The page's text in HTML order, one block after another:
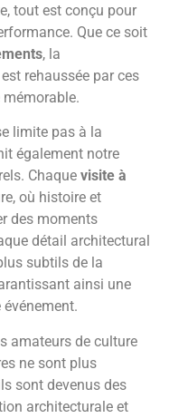
tout est conçu pour
Que ce soit
, la
est rehaussée par ces
limite pas à la
également notre
Chaque visite à
où histoire et
des moments
détail architectural
subtils de la
ainsi une
amateurs de culture
ne sont plus
sont devenus des
architecturale et